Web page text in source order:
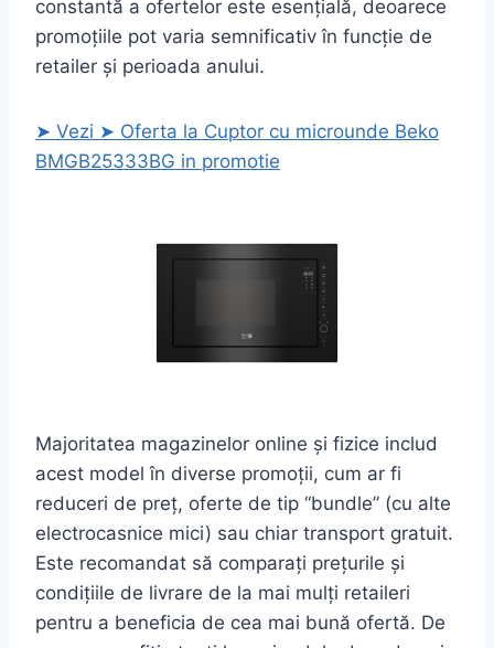
constantă a ofertelor este esențială, deoarece
promoțiile pot varia semnificativ în funcție de
retailer și perioada anului.
➤ Vezi ➤ Oferta la Cuptor cu microunde Beko
BMGB25333BG in promotie
Majoritatea magazinelor online și fizice includ
acest model în diverse promoții, cum ar fi
reduceri de preț, oferte de tip “bundle” (cu alte
electrocasnice mici) sau chiar transport gratuit.
Este recomandat să comparați prețurile și
condițiile de livrare de la mai mulți retaileri
pentru a beneficia de cea mai bună ofertă. De